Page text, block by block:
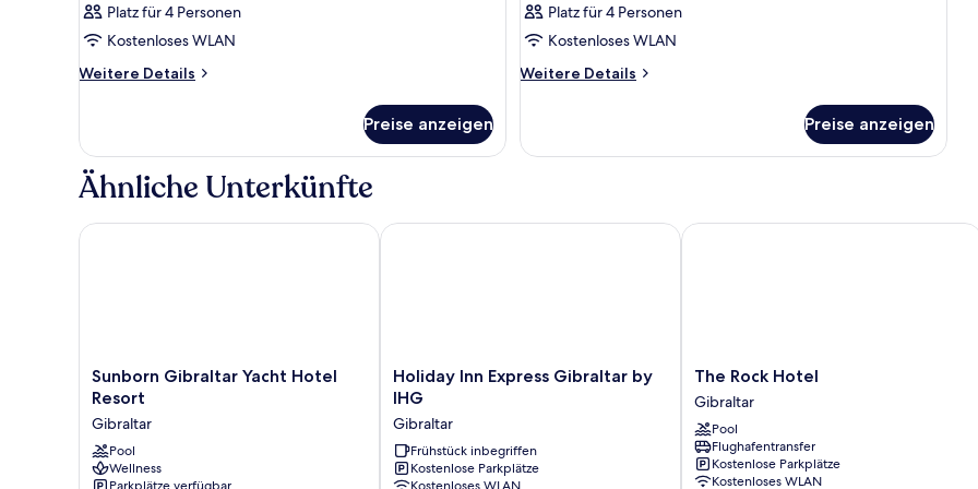
Platz für 4 Personen
Kostenloses WLAN
Weitere Details
Weitere
Preise anzeigen
Platz für 4 Personen
Kostenloses WLAN
Weitere Details
Weitere
Preise anzeigen
Ähnliche Unterkünfte
Sunborn
Gibraltar
Hotel
Resort
Gibraltar
Sunborn Gibraltar Yacht Hotel
Resort
Gibraltar
Pool
Wellness
Sunborn Gibraltar Yacht Hotel Resort
Holiday
Inn
Gibraltar
by
IHG
Holiday Inn Express Gibraltar by
IHG
Gibraltar
Frühstück inbegriffen
Kostenlose Parkplätze
Holiday Inn Express Gibraltar by IHG
The
Rock
Hotel
Gibraltar
The Rock Hotel
Gibraltar
Pool
Flughafentransfer
Kostenlose Parkplätze
Kostenloses WLAN
The Rock Hotel